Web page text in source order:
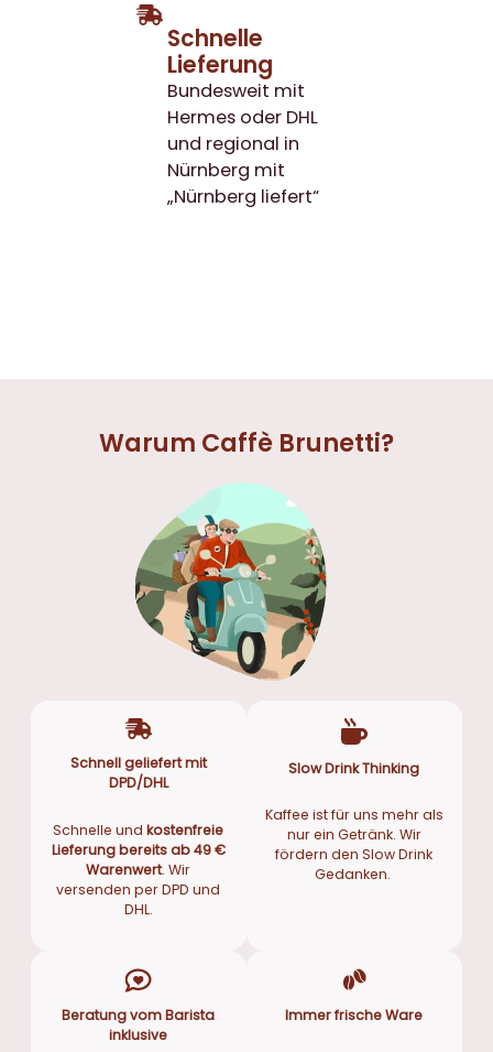
Schnelle
Lieferung
Bundesweit mit
Hermes oder DHL
und regional in
Nürnberg mit
„Nürnberg liefert“
Warum Caffè Brunetti?
Schnell geliefert mit
DPD/DHL
Schnelle undkostenfreie
Lieferung bereits ab 49 €
Warenwert. Wir
versenden per DPD und
DHL.
Slow Drink Thinking
Kaffee ist für uns mehr als
nur ein Getränk. Wir
fördern den Slow Drink
Gedanken.
Beratung vom Barista
inklusive
Immer frische Ware